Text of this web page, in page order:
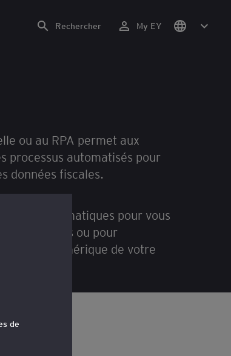
Rechercher My EY
ou au RPA permet aux
processus automatisés pour
données fiscales.
informatiques pour vous
fiscales ou pour
numérique de votre
de